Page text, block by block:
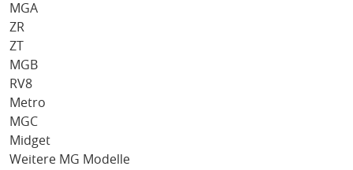
MGA
ZR
ZT
MGB
RV8
Metro
MGC
Midget
Weitere MG Modelle